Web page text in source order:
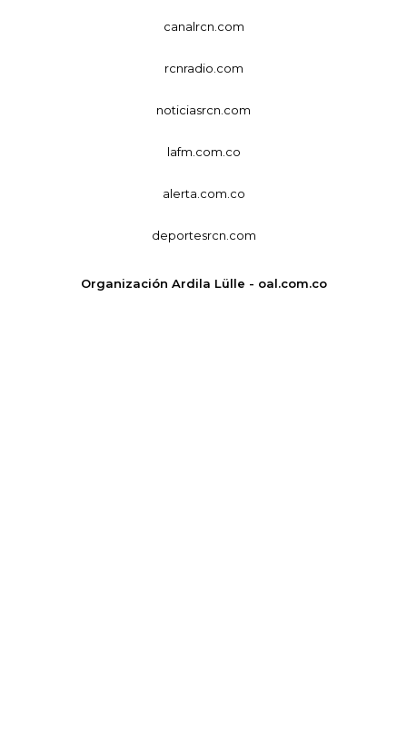
canalrcn.com
rcnradio.com
noticiasrcn.com
lafm.com.co
alerta.com.co
deportesrcn.com
Organización Ardila Lülle - oal.com.co